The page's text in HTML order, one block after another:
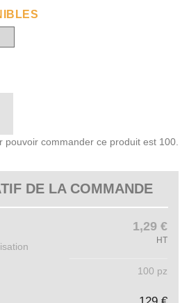
pouvoir commander ce produit est 100.
DE LA COMMANDE
1,29 €
HT
100 pz